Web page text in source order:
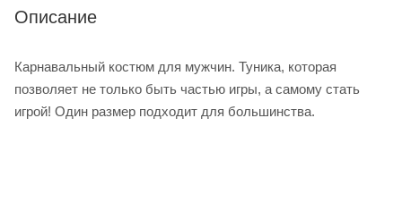
Описание
Карнавальный костюм для мужчин. Туника, которая
позволяет не только быть частью игры, а самому стать
игрой! Один размер подходит для большинства.